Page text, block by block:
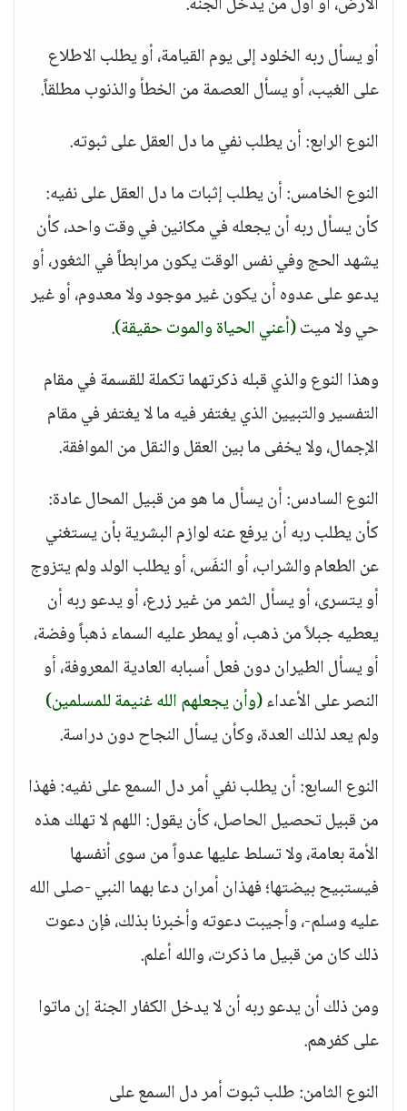
أو يسأل ربه الخلود إلى يوم القيامة، أو يطلب الاطلاع
على الغيب، أو يسأل العصمة من الخطأ والذنوب مطلقاً.
النوع الرابع: أن يطلب نفي ما دل العقل على ثبوته.
النوع الخامس: أن يطلب إثبات ما دل العقل على نفيه:
كأن يسأل ربه أن يجعله في مكانين في وقت واحد، كأن
يشهد الحج وفي نفس الوقت يكون مرابطاً في الثغور، أو
يدعو على عدوه أن يكون غير موجود ولا معدوم، أو غير
حي ولا ميت(أعني الحياة والموت حقيقة).
وهذا النوع والذي قبله ذكرتهما تكملة للقسمة في مقام
التفسير والتبيين الذي يغتفر فيه ما لا يغتفر في مقام
الإجمال، ولا يخفى ما بين العقل والنقل من الموافقة.
النوع السادس: أن يسأل ما هو من قبيل المحال عادة:
كأن يطلب ربه أن يرفع عنه لوازم البشرية بأن يستغني
عن الطعام والشراب، أو النفَس، أو يطلب الولد ولم يتزوج
أو يتسرى، أو يسأل الثمر من غير زرع، أو يدعو ربه أن
يعطيه جبلاً من ذهب، أو يمطر عليه السماء ذهباً وفضة،
أو يسأل الطيران دون فعل أسبابه العادية المعروفة، أو
النصر على الأعداء(وأن يجعلهم الله غنيمة للمسلمين)
ولم يعد لذلك العدة، وكأن يسأل النجاح دون دراسة.
النوع السابع: أن يطلب نفي أمر دل السمع على نفيه: فهذا
من قبيل تحصيل الحاصل، كأن يقول: اللهم لا تهلك هذه
الأمة بعامة، ولا تسلط عليها عدواً من سوى أنفسها
فيستبيح بيضتها؛ فهذان أمران دعا بهما النبي -صلى الله
عليه وسلم-، وأجيبت دعوته وأخبرنا بذلك، فإن دعوت
ذلك كان من قبيل ما ذكرت، والله أعلم.
ومن ذلك أن يدعو ربه أن لا يدخل الكفار الجنة إن ماتوا
على كفرهم.
النوع الثامن: طلب ثبوت أمر دل السمع على